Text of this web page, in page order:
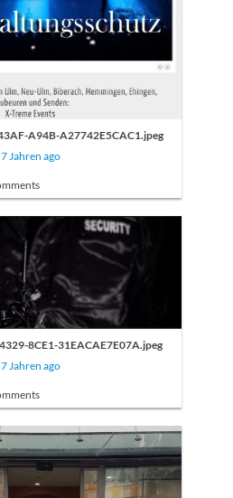
A94B-A27742E5CAC1.jpeg
7 Jahren ago
8CE1-31EACAE7E07A.jpeg
7 Jahren ago